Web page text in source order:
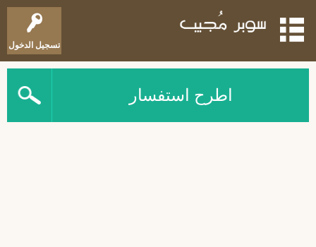
تسجيل الدخول
اطرح استفسار